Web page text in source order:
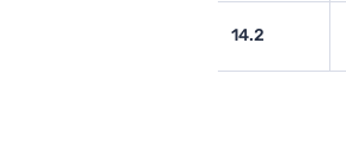
14.2